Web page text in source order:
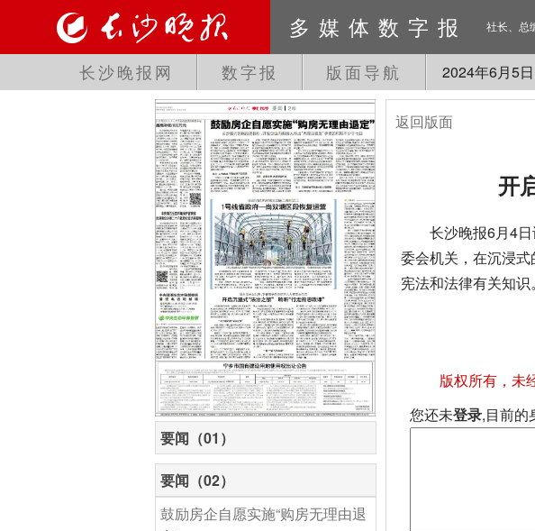
多媒体数字报 社长、总
长沙晚报网 数字报 版面导航 2024年6月5
要闻（01）
要闻（02）
鼓励房企自愿实施“购房无理由退
返回版面
开
长沙晚报6月4日
委会机关，在沉浸式
宪法和法律有关知识
版权所有，未
您还未登录,目前的